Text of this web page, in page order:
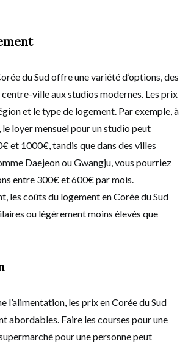
du Sud offre une variété d’options, des
ville aux studios modernes. Les prix
et le type de logement. Par exemple, à
le loyer mensuel pour un studio peut
et 1000€, tandis que dans des villes
Daejeon ou Gwangju, vous pourriez
entre 300€ et 600€ par mois.
les coûts du logement en Corée du Sud
ou légèrement moins élevés que
l’alimentation, les prix en Corée du Sud
abordables. Faire les courses pour une
pour une personne peut